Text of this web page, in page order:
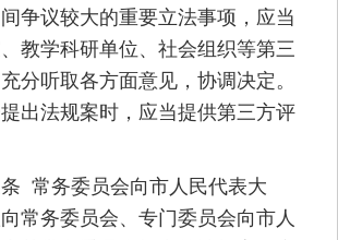
争议较大的重要立法事项，应当
教学科研单位、社会组织等第三
分听取各方面意见，协调决定。
出法规案时，应当提供第三方评
常务委员会向市人民代表大
常务委员会、专门委员会向市人